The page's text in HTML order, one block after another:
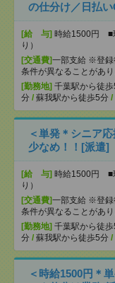
の仕分け／日払
[給 与] 時給1500円 ■
り）
[交通費]一部支給 ※登録
条件が異なることがあ
[勤務地] 千葉駅から徒
分 / 蘇我駅から徒歩5分 /
＜単発＊シニア
少なめ！！[派遣]
[給 与] 時給1500円 ■
り）
[交通費]一部支給 ※登録
条件が異なることがあ
[勤務地] 千葉駅から徒
分 / 蘇我駅から徒歩5分 /
＜時給1500円＊